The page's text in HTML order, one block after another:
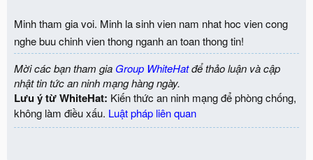
Minh tham gia voi. Minh la sinh vien nam nhat hoc vien cong
nghe buu chinh vien thong nganh an toan thong tin!
Mời các bạn tham gia Group WhiteHatđể thảo luận và cập
nhật tin tức an ninh mạng hàng ngày.
Lưu ý từ WhiteHat: Kiến thức an ninh mạng để phòng chống,
không làm điều xấu. Luật pháp liên quan